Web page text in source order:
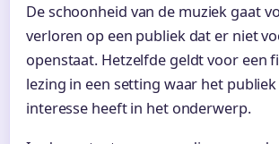
De schoonheid van de muziek gaat
verloren op een publiek dat er niet
openstaat. Hetzelfde geldt voor een
lezing in een setting waar het
interesse heeft in het onderwerp.